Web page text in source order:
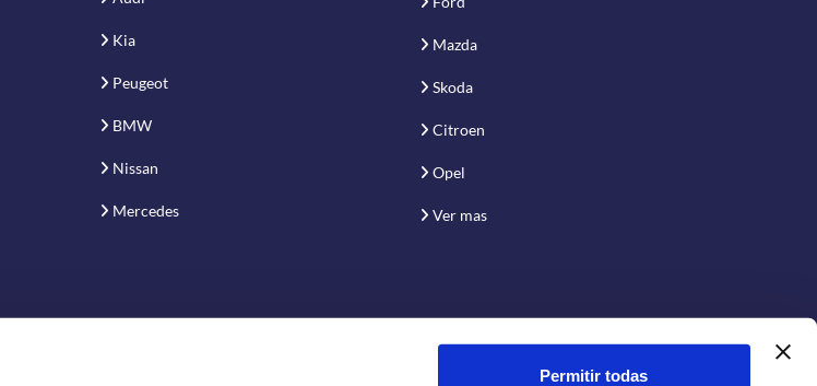
Permitir todas
Kia
Peugeot
BMW
Nissan
Mercedes
Mazda
Skoda
Citroen
Opel
Ver mas